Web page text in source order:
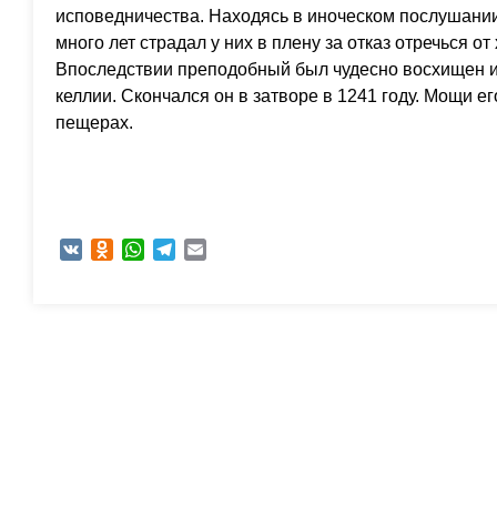
исповедничества. Находясь в иноческом
много лет страдал у них в плену за отказ отречься
Впоследствии преподобный был чудесно восхищен
келлии. Скончался он в затворе в 1241 году. Мощи
пещерах.
VK Odnoklassniki
WhatsAppTelegram